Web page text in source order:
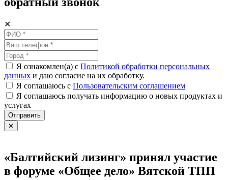
✕
Я ознакомлен(а) с Политикой обработки персональных
данных и даю согласие на их обработку.
Я соглашаюсь c Пользовательским соглашением
Я соглашаюсь получать информацию о новых продуктах и
услугах
Отправить
✕
«Балтийский лизинг» принял участие
в форуме «Общее дело» Вятской ТПП